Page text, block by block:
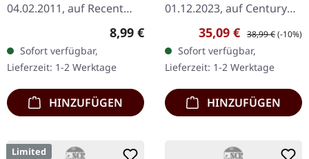
04.02.2011, auf Recent
Records. Progressive rock
with a doom attitude.
Regulärer Preis:
8,99 €
Sofort verfügbar,
Lieferzeit: 1-2 Werktage
HINZUFÜGEN
01.12.2023, auf Century
Media Records.
Schwarzes Doppel-Vinyl
im Gatefold-Cover. Es gibt
Alben, die sich wie ein…
Verkaufspreis:
35,09 € Regulärer Preis:
38,99 €(-10%)
Sofort verfügbar,
Lieferzeit: 1-2 Werktage
HINZUFÜGEN
Limited